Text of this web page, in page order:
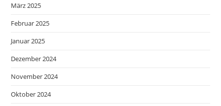
März 2025
Februar 2025
Januar 2025
Dezember 2024
November 2024
Oktober 2024